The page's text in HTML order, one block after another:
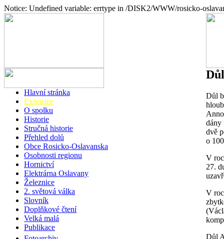
Notice: Undefined variable: errtype in /DISK2/WWW/rosicko-
Hlavní stránka
Expozice
O spolku
Historie
Stručná historie
Přehled dolů
Obce Rosicko-Oslavanska
Osobnosti regionu
Hornictví
Elektrárna Oslavany
Železnice
2. světová válka
Slovník
Doplňkové čtení
Velká malá
Publikace
Důl
dány
dvě
o
V
27.
V
Důl